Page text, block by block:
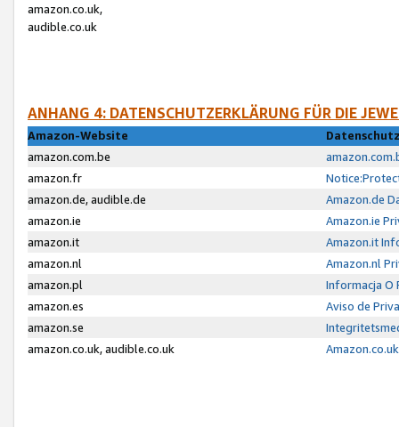
amazon.co.uk,
audible.co.uk
ANHANG 4: DATENSCHUTZERKLÄRUNG FÜR DIE
Amazon-Website
amazon.com.be
amazon.fr
amazon.de, audible.de
Amazon.de
amazon.ie
Amazon.ie
amazon.it
Amazon.it
amazon.nl
Amazon.nl
amazon.pl
Informacja O
amazon.es
Aviso de
amazon.se
amazon.co.uk, audible.co.uk